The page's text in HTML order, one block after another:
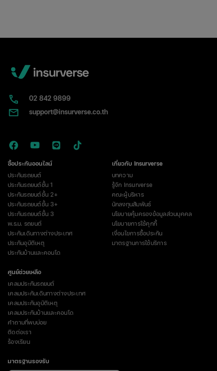
02​ 842 9899
support@insurverse.co.th
ซื้อประกันออนไลน์
ประกันรถยนต์
ประกันรถยนต์ชั้น 1
ประกันรถยนต์ชั้น 2+
ประกันรถยนต์ชั้น 3+
ประกันรถยนต์ชั้น 3
พ.ร.บ. รถยนต์
ประกันเดินทางต่างประเทศ
ประกันอุบัติเหตุ
ประกันบ้านและคอนโด
เกี่ยวกับ Insurverse
บทความ
รู้จัก Insurverse
คณะผู้บริหาร
นักลงทุนสัมพันธ์
นโยบายคุ้มครองข้อมูลส่วนบุคคล
นโยบายการใช้คุกกี้
เงื่อนไขการซื้อประกัน
มาตรฐานการใช้บริการ
ศูนย์ช่วยเหลือ
เคลมประกันรถยนต์
เคลมประกันเดินทางต่างประเทศ
เคลมประกันอุบัติเหตุ
เคลมประกันบ้านและคอนโด
คำถามที่พบบ่อย
ติดต่อเรา
ร้องเรียน
มาตรฐานรองรับ